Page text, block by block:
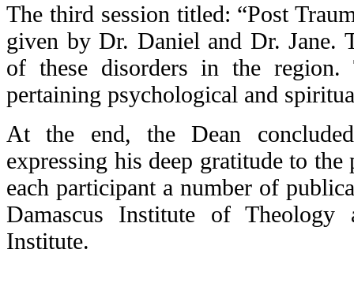
The third session titled: “Post
given by Dr. Daniel and Dr. Jane.
of these disorders in the region.
pertaining psychological and
At the end, the Dean
expressing his deep gratitude to
each participant a number of
Damascus Institute of
Institute.